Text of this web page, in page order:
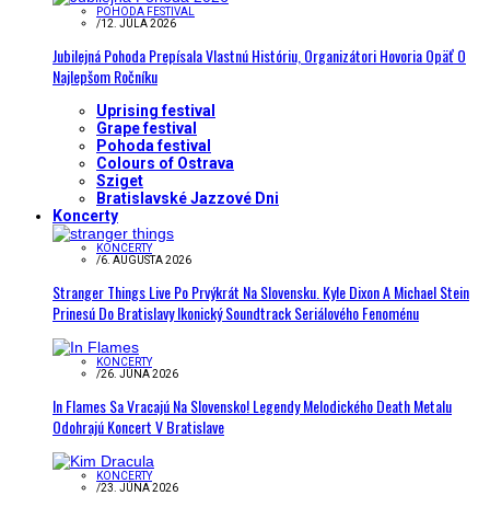
POHODA FESTIVAL
/12. JÚLA 2026
Jubilejná Pohoda Prepísala Vlastnú Históriu, Organizátori Hovoria Opäť O
Najlepšom Ročníku
Uprising festival
Grape festival
Pohoda festival
Colours of Ostrava
Sziget
Bratislavské Jazzové Dni
Koncerty
KONCERTY
/6. AUGUSTA 2026
Stranger Things Live Po Prvýkrát Na Slovensku. Kyle Dixon A Michael Stein
Prinesú Do Bratislavy Ikonický Soundtrack Seriálového Fenoménu
KONCERTY
/26. JÚNA 2026
In Flames Sa Vracajú Na Slovensko! Legendy Melodického Death Metalu
Odohrajú Koncert V Bratislave
KONCERTY
/23. JÚNA 2026